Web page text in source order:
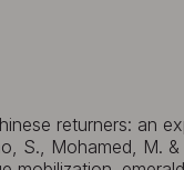
returners: an
S., Mohamed, M.